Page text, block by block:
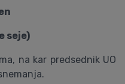
seje)
na kar predsednik UO